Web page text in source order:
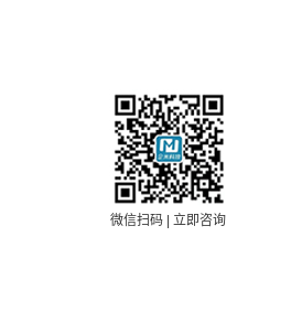
微信扫码 | 立即咨询